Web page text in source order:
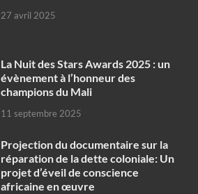
27 avril 2025
‎La Nuit des Stars Awards 2025 : un
évènement à l’honneur des
champions du Mali
11 septembre 2025
Projection du documentaire sur la
réparation de la dette coloniale: Un
projet d’éveil de conscience
africaine en œuvre‎